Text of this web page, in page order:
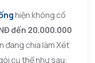
hiện không cố
đến 20.000.000
đang chia làm Xét
cụ thể như sau: